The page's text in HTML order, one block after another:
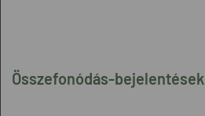
Összefonódás-bejelentések